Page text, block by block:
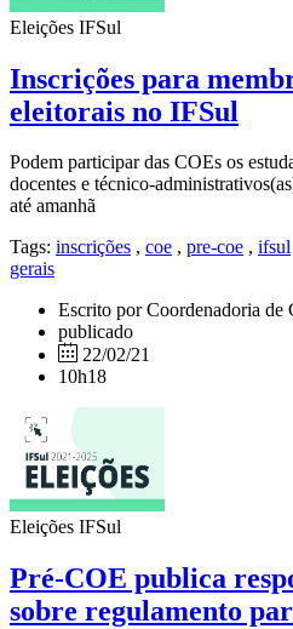
Eleições IFSul
Inscrições para
eleitorais no IFSul
Podem participar das COEs os
docentes e técnico-
até amanhã
Tags: inscrições , coe , pre-coe , ifsul
gerais
Escrito por Coordenadoria de
publicado
22/02/21
10h18
Eleições IFSul
Pré-COE publica
sobre regulamento